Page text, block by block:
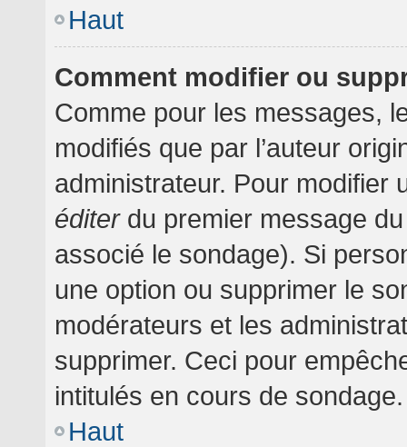
Haut
Comment modifier ou
Comme pour les messages,
modifiés que par l’auteur
administrateur. Pour modifier
éditerdu premier message
associé le sondage). Si
une option ou supprimer le
modérateurs et les
supprimer. Ceci pour
intitulés en cours de sondage.
Haut